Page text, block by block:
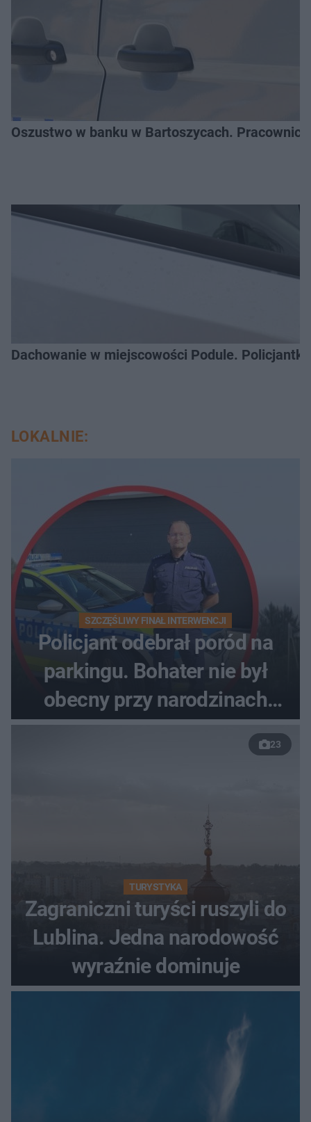
Oszustwo w banku w Bartoszycach.
Dachowanie w miejscowości Podule.
LOKALNIE:
SZCZĘŚLIWY FINAŁ INTERWENCJI
Policjant odebrał poród na
parkingu. Bohater nie był
obecny przy narodzinach
23
TURYSTYKA
Zagraniczni turyści ruszyli do
Lublina. Jedna narodowość
wyraźnie dominuje